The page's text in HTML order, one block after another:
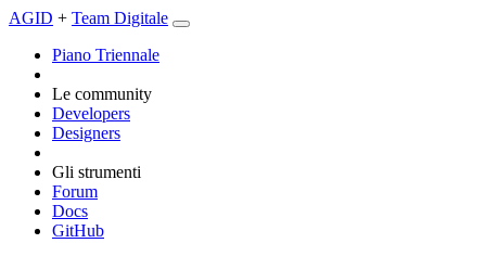
AGID + Team Digitale
Piano Triennale
Le community
Developers
Designers
Gli strumenti
Forum
Docs
GitHub